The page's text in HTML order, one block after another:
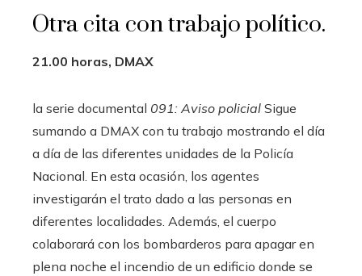
Otra cita con trabajo político.
21.00 horas, DMAX
la serie documental 091: Aviso policial Sigue
sumando a DMAX con tu trabajo mostrando el día
a día de las diferentes unidades de la Policía
Nacional. En esta ocasión, los agentes
investigarán el trato dado a las personas en
diferentes localidades. Además, el cuerpo
colaborará con los bombarderos para apagar en
plena noche el incendio de un edificio donde se